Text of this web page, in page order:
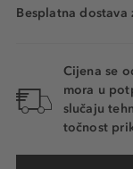
Besplatna dostava
Cijena se
mora u
slučaju
točnost